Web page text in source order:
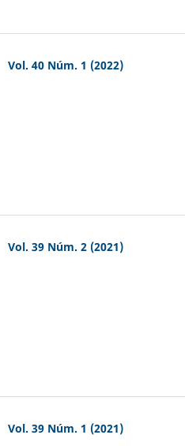
Vol. 40 Núm. 1 (2022)
Vol. 39 Núm. 2 (2021)
Vol. 39 Núm. 1 (2021)